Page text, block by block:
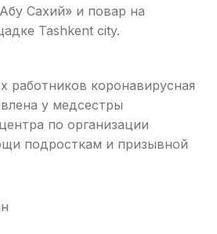
Сахий» и повар на
Tashkent city.
работников коронавирусная
у медсестры
по организации
подросткам и призывной